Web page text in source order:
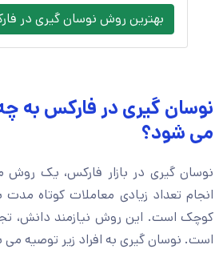
بهترین روش نوسان گیری در
نوسان گیری در فارکس به
می شود؟
نوسان گیری در بازار فارکس، یک
انجام تعداد زیادی معاملات کوتاه
کوچک است. این روش نیازمند دانش،
است. نوسان گیری به افراد زیر توصیه